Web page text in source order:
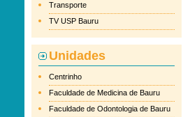
Transporte
TV USP Bauru
Unidades
Centrinho
Faculdade de Medicina de Bauru
Faculdade de Odontologia de Bauru